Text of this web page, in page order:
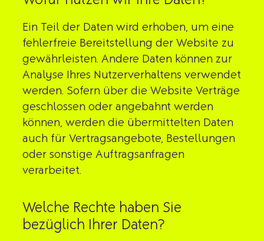
Ein Teil der Daten wird erhoben, um eine
fehlerfreie Bereitstellung der Website zu
gewährleisten. Andere Daten können zur
Analyse Ihres Nutzerverhaltens verwendet
werden. Sofern über die Website Verträge
geschlossen oder angebahnt werden
können, werden die übermittelten Daten
auch für Vertragsangebote, Bestellungen
oder sonstige Auftragsanfragen
verarbeitet.
Welche Rechte haben Sie
bezüglich Ihrer Daten?